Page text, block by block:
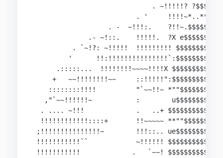
. ~!!!!!?
. '
. -  ~!!!:.
.- ~!::.    !!!!!.  ?X
. `~!?: ~!!!!!  !!!!!!!!!
'
.:::::...  !!!!!!!!~~~~!!!!X
+   ~~!!!!!!!!~~
::::::::!!!!          "`~~!!~
,"`~~!!!!!!~           :
. .... ~!!!             .   ..+
!!!!!!!!!!!!::::+       !!~~~~~
;!!!!!!!!!!!!!!!~        !!!::..
!!!!!!!!!!!``            ~!!!!!!
!!!!!!!!!!!             .   `~~!